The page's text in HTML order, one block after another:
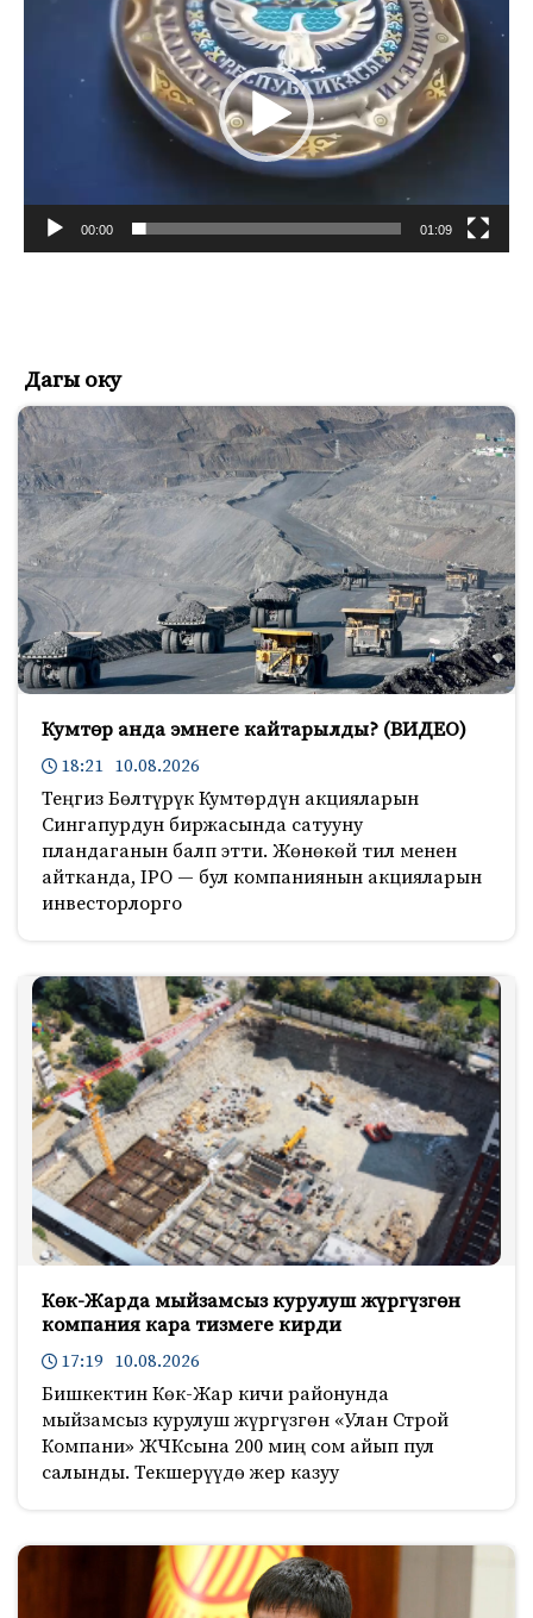
00:00 01:09
Дагы оку
Кумтөр анда эмнеге кайтарылды? (ВИДЕО)
18:21 10.08.2026
Теңгиз Бөлтүрүк Кумтөрдүн акцияларын
Сингапурдун биржасында сатууну
пландаганын балп этти. Жөнөкөй тил менен
айтканда, IPO — бул компаниянын акцияларын
инвесторлорго
Көк-Жарда мыйзамсыз курулуш жүргүзгөн
компания кара тизмеге кирди
17:19 10.08.2026
Бишкектин Көк-Жар кичи районунда
мыйзамсыз курулуш жүргүзгөн «Улан Строй
Компани» ЖЧКсына 200 миң сом айып пул
салынды. Текшерүүдө жер казуу